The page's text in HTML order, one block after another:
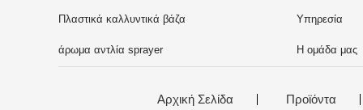
Πλαστικά καλλυντικά βάζα
άρωμα αντλία sprayer
Υπηρεσία
Η ομάδα μας
Αρχική Σελίδα Προϊόντα